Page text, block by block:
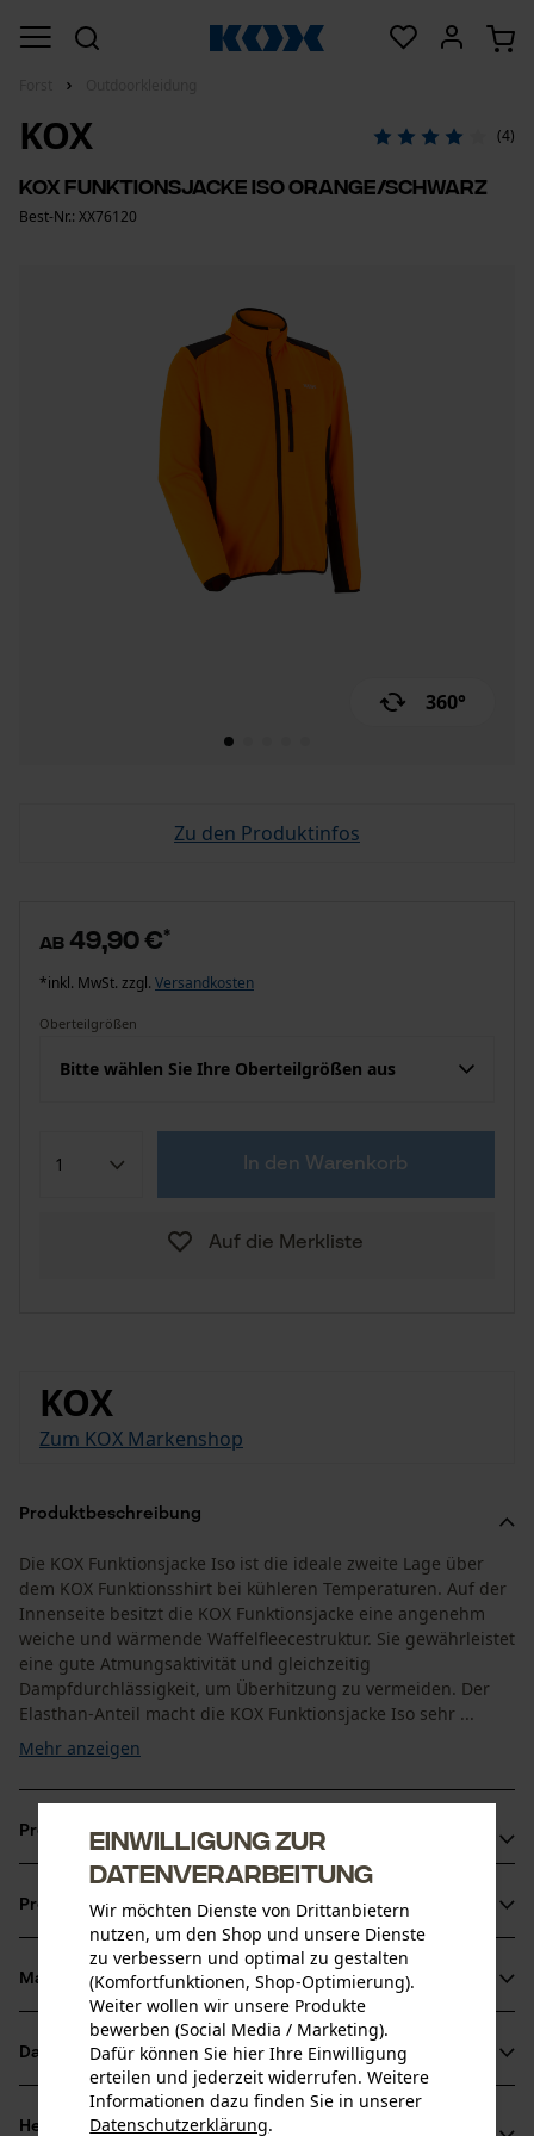
360°
KOX (4)
KOX Funktionsjacke Iso Orange/Schwarz
Best-Nr.: XX76120
Zu den Produktinfos
ab 49,90 €*
*inkl. MwSt. zzgl. Versandkosten
Oberteilgrößen
Bitte wählen Sie Ihre Oberteilgrößen aus
In den Warenkorb
Auf die Merkliste
KOX
Zum KOX Markenshop
Produktbeschreibung
Die KOX Funktionsjacke Iso ist die ideale zweite Lage über
dem KOX Funktionsshirt bei kühleren Temperaturen. Auf der
Innenseite besitzt die KOX Funktionsjacke eine angenehm
weiche und wärmende Waffelfleecestruktur. Sie gewährleistet
eine gute Atmungsaktivität und gleichzeitig
Dampfdurchlässigkeit, um Überhitzung zu vermeiden. Der
Elasthan-Anteil macht die KOX Funktionsjacke Iso sehr ...
Mehr anzeigen
Produktvorteile
Atmungsaktive Eigenschaften
Angenehm flexibel mit Elasthan Anteil
Praktisches Taschenkonzept
Produktinformationen
Produktdetails
Ärmeltyp
Langarm
Material & Pflege
Material
Materialart
Datenblätter
Produktsicherheitsdatenblatt (PDF)
Herstellerinformationen
Einwilligung zur
Datenverarbeitung
Wir möchten Dienste von Drittanbietern
nutzen, um den Shop und unsere Dienste
zu verbessern und optimal zu gestalten
(Komfortfunktionen, Shop-Optimierung).
Weiter wollen wir unsere Produkte
bewerben (Social Media / Marketing).
Dafür können Sie hier Ihre Einwilligung
erteilen und jederzeit widerrufen. Weitere
Informationen dazu finden Sie in unserer
Datenschutzerklärung.